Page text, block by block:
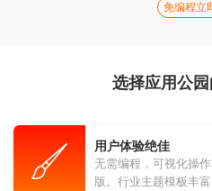
免编程立
选择应用公
用户体验绝佳
无需编程，可视化操
版。行业主题模板丰